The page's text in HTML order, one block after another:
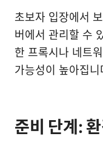
초보자 입장에서
버에서 관리할 수
한 프록시나 네트
가능성이 높아집니
준비 단계: